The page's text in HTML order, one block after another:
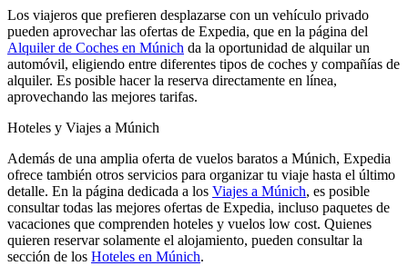
Los viajeros que prefieren desplazarse con un vehículo privado
pueden aprovechar las ofertas de Expedia, que en la página del
Alquiler de Coches en Múnich da la oportunidad de alquilar un
automóvil, eligiendo entre diferentes tipos de coches y compañías de
alquiler. Es posible hacer la reserva directamente en línea,
aprovechando las mejores tarifas.
Hoteles y Viajes a Múnich
Además de una amplia oferta de vuelos baratos a Múnich, Expedia
ofrece también otros servicios para organizar tu viaje hasta el último
detalle. En la página dedicada a los Viajes a Múnich, es posible
consultar todas las mejores ofertas de Expedia, incluso paquetes de
vacaciones que comprenden hoteles y vuelos low cost. Quienes
quieren reservar solamente el alojamiento, pueden consultar la
sección de los Hoteles en Múnich.